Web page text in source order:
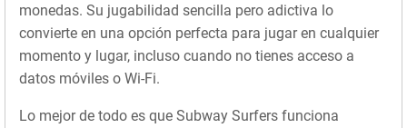
monedas. Su jugabilidad sencilla pero adictiva lo
convierte en una opción perfecta para jugar en cualquier
momento y lugar, incluso cuando no tienes acceso a
datos móviles o Wi-Fi.
Lo mejor de todo es que Subway Surfers funciona